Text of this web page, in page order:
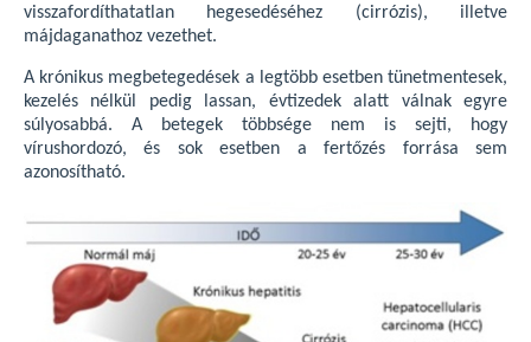
visszafordíthatatlan hegesedéséhez (cirrózis), illetve
májdaganathoz vezethet.
A krónikus megbetegedések a legtöbb esetben tünetmentesek,
kezelés nélkül pedig lassan, évtizedek alatt válnak egyre
súlyosabbá. A betegek többsége nem is sejti, hogy
vírushordozó, és sok esetben a fertőzés forrása sem
azonosítható.